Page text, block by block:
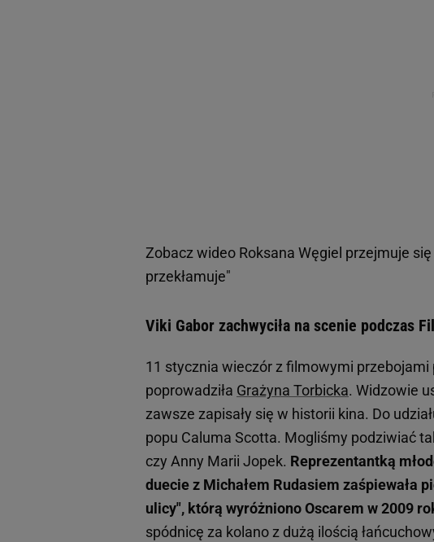
Zobacz wideo Roksana Węgiel przejmuje
przekłamuje"
Viki Gabor zachwyciła na scenie podczas
11 stycznia wieczór z filmowymi
poprowadziła Grażyna Torbicka. Widzowie
zawsze zapisały się w historii kina. Do
popu Caluma Scotta. Mogliśmy podziwiać
czy Anny Marii Jopek. Reprezentantką
duecie z Michałem Rudasiem zaśpiewała
ulicy", którą wyróżniono Oscarem w 2009
spódnicę za kolano z dużą ilością